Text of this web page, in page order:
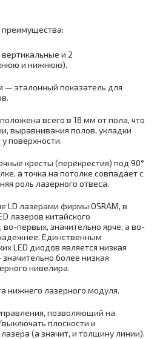
вертикальные и 2
и нижнюю).
— эталонный показатель для
всего в 18 мм от пола, что
выравнивания полов, укладки
поверхности.
кресты (перекрестия) под 90°
а точка на потолке совпадает с
роль лазерного отвеса.
LD лазерами фирмы OSRAM, в
лазеров китайского
во-первых, значительно ярче, а во-
Единственным
LED диодов является низкая
значительно более низкая
нивелира.
нижнего лазерного модуля.
позволяющий на
плоскости и
(а значит, и толщину линии).